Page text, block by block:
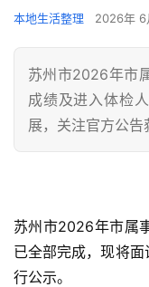
本地生活整理 2026年
苏州市2026年市
成绩及进入体检
展，关注官方公告
苏州市2026年市属
已全部完成，现将
行公示。